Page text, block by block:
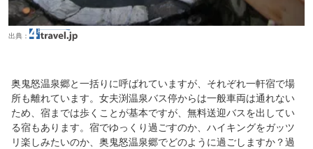
出典：
奥鬼怒温泉郷と一括りに呼ばれていますが、それぞれ一軒宿で場
所も離れています。女夫渕温泉バス停からは一般車両は通れない
ため、宿までは歩くことが基本ですが、無料送迎バスを出してい
る宿もあります。宿でゆっくり過ごすのか、ハイキングをガッツ
リ楽しみたいのか、奥鬼怒温泉郷でどのように過ごしますか？過